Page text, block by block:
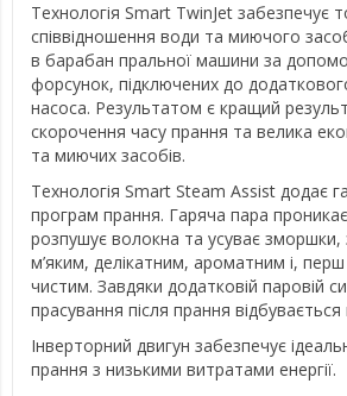
Технологія Smart TwinJet забезпечує
співвідношення води та миючого
в барабан пральної машини за
форсунок, підключених до
насоса. Результатом є кращий
скорочення часу прання та велика
та миючих засобів.
Технологія Smart Steam Assist додає
програм прання. Гаряча пара
розпушує волокна та усуває
м’яким, делікатним, ароматним і, перш
чистим. Завдяки додатковій паровій
прасування після прання
Інверторний двигун забезпечує
прання з низькими витратами енергії.